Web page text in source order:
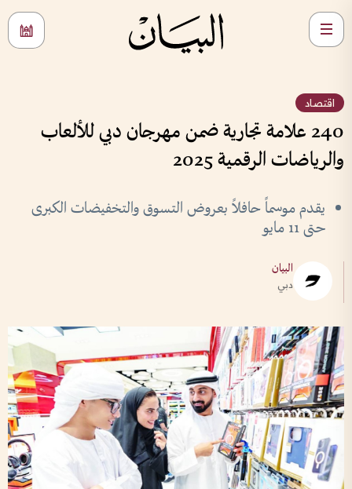
اقتصاد
240 علامة تجارية ضمن مهرجان دبي للألعاب
والرياضات الرقمية 2025
يقدم موسماً حافلاً بعروض التسوق والتخفيضات الكبرى
حتى 11 مايو
البيان
دبي